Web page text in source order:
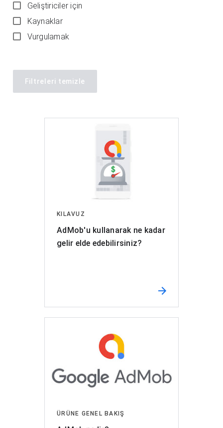
Geliştiriciler için
Kaynaklar
Vurgulamak
Filtreleri temizle
KILAVUZ
AdMob'u kullanarak ne kadar
gelir elde edebilirsiniz?
ÜRÜNE GENEL BAKIŞ